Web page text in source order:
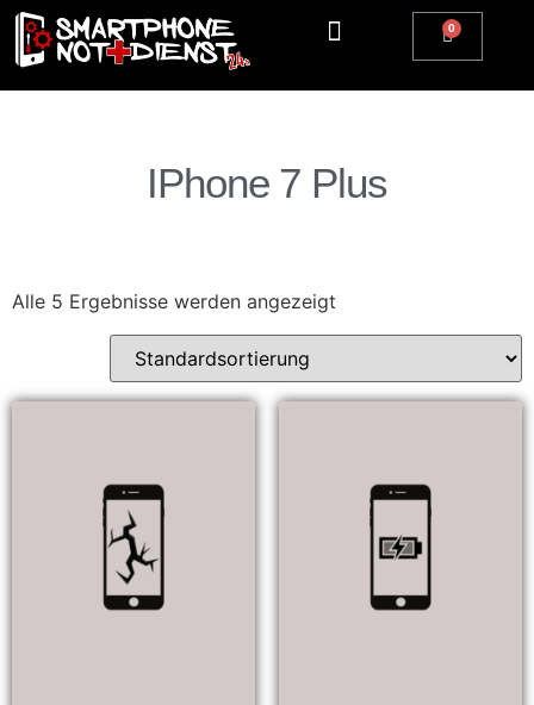
IPhone 7 Plus
Alle 5 Ergebnisse werden angezeigt